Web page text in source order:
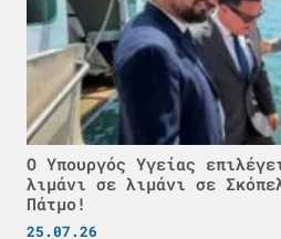
Ο Υπουργός Υγείας
λιμάνι σε λιμάνι σε
Πάτμο!
25.07.26